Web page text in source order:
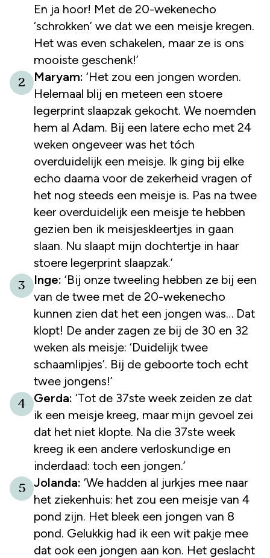
En ja hoor! Met de 20-wekenecho
‘schrokken’ we dat we een meisje kregen.
Het was even schakelen, maar ze is ons
mooiste geschenk!’
2 Maryam: ‘Het zou een jongen worden.
Helemaal blij en meteen een stoere
legerprint slaapzak gekocht. We noemden
hem al Adam. Bij een latere echo met 24
weken ongeveer was het tóch
overduidelijk een meisje. Ik ging bij elke
echo daarna voor de zekerheid vragen of
het nog steeds een meisje is. Pas na twee
keer overduidelijk een meisje te hebben
gezien ben ik meisjeskleertjes in gaan
slaan. Nu slaapt mijn dochtertje in haar
stoere legerprint slaapzak.’
3 Inge: ‘Bij onze tweeling hebben ze bij een
van de twee met de 20-wekenecho
kunnen zien dat het een jongen was… Dat
klopt! De ander zagen ze bij de 30 en 32
weken als meisje: ‘Duidelijk twee
schaamlipjes’. Bij de geboorte toch echt
twee jongens!’
4 Gerda: ‘Tot de 37ste week zeiden ze dat
ik een meisje kreeg, maar mijn gevoel zei
dat het niet klopte. Na die 37ste week
kreeg ik een andere verloskundige en
inderdaad: toch een jongen.’
5 Jolanda: ‘We hadden al jurkjes mee naar
het ziekenhuis: het zou een meisje van 4
pond zijn. Het bleek een jongen van 8
pond. Gelukkig had ik een wit pakje mee
dat ook een jongen aan kon. Het geslacht